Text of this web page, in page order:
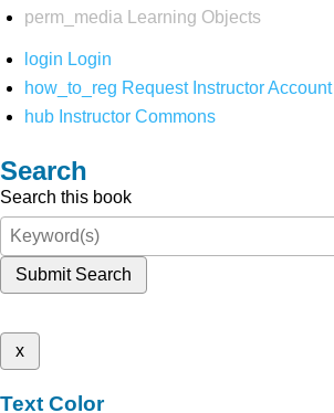
perm_media
Learning Objects
login Login
how_to_reg Request Instructor Account
hub Instructor Commons
Search
Search this book
Submit Search
x
Text Color